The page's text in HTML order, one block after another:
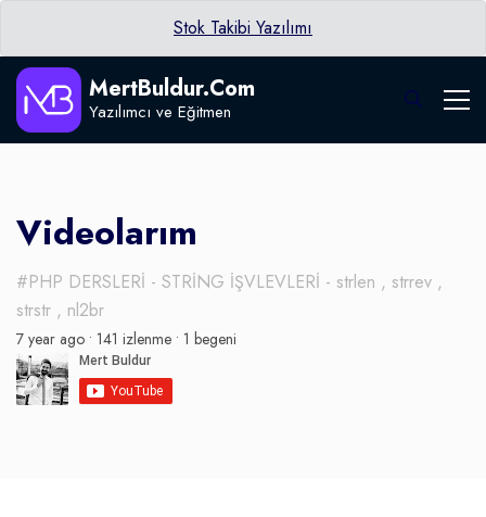
Stok Takibi Yazılımı
MertBuldur.Com
Yazılımcı ve Eğitmen
Videolarım
#PHP DERSLERİ - STRİNG İŞVLEVLERİ - strlen , strrev ,
strstr , nl2br
7 year ago • 141 izlenme • 1 begeni